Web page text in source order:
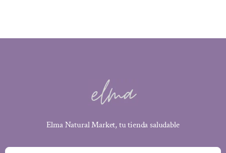
Elma Natural Market, tu tienda saludable